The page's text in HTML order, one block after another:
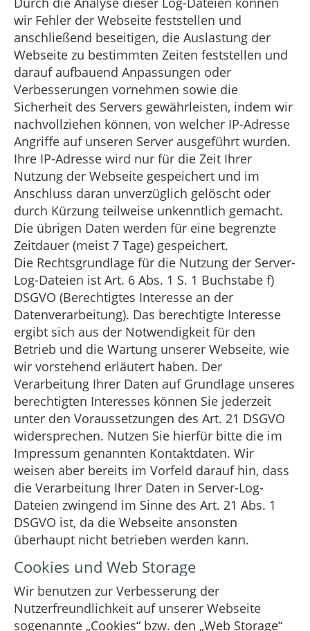
wir Fehler der Webseite feststellen und
anschließend beseitigen, die Auslastung der
Webseite zu bestimmten Zeiten feststellen und
darauf aufbauend Anpassungen oder
Verbesserungen vornehmen sowie die
Sicherheit des Servers gewährleisten, indem wir
nachvollziehen können, von welcher IP-Adresse
Angriffe auf unseren Server ausgeführt wurden.
Ihre IP-Adresse wird nur für die Zeit Ihrer
Nutzung der Webseite gespeichert und im
Anschluss daran unverzüglich gelöscht oder
durch Kürzung teilweise unkenntlich gemacht.
Die übrigen Daten werden für eine begrenzte
Zeitdauer (meist 7 Tage) gespeichert.
Die Rechtsgrundlage für die Nutzung der Server-
Log-Dateien ist Art. 6 Abs. 1 S. 1 Buchstabe f)
DSGVO (Berechtigtes Interesse an der
Datenverarbeitung). Das berechtigte Interesse
ergibt sich aus der Notwendigkeit für den
Betrieb und die Wartung unserer Webseite, wie
wir vorstehend erläutert haben. Der
Verarbeitung Ihrer Daten auf Grundlage unseres
berechtigten Interesses können Sie jederzeit
unter den Voraussetzungen des Art. 21 DSGVO
widersprechen. Nutzen Sie hierfür bitte die im
Impressum genannten Kontaktdaten. Wir
weisen aber bereits im Vorfeld darauf hin, dass
die Verarbeitung Ihrer Daten in Server-Log-
Dateien zwingend im Sinne des Art. 21 Abs. 1
DSGVO ist, da die Webseite ansonsten
überhaupt nicht betrieben werden kann.
Cookies und Web Storage
Wir benutzen zur Verbesserung der
Nutzerfreundlichkeit auf unserer Webseite
sogenannte „Cookies“ bzw. den „Web Storage“